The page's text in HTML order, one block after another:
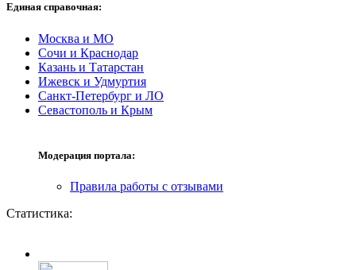
Единая справочная:
Москва и МО
Сочи и Краснодар
Казань и Татарстан
Ижевск и Удмуртия
Санкт-Петербург и ЛО
Севастополь и Крым
Модерация портала:
Правила работы с отзывами
Статистика: